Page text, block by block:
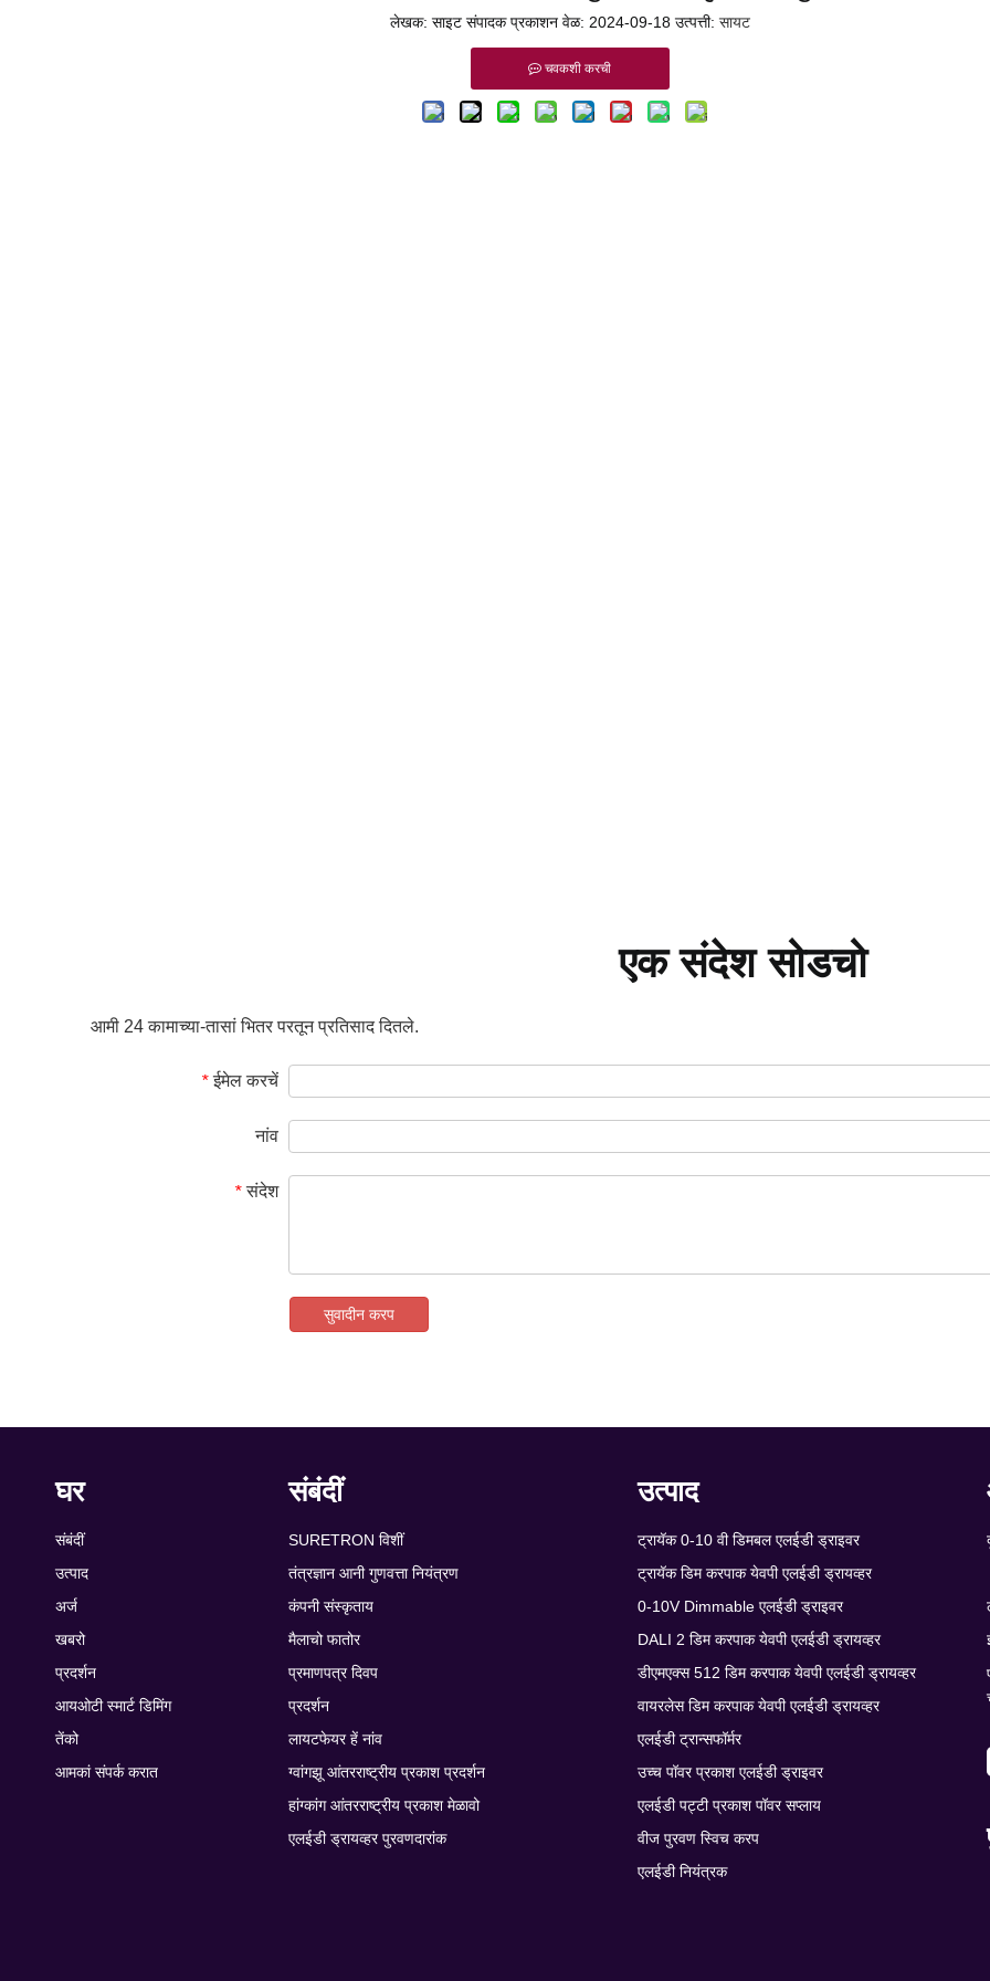
लेखक: साइट संपादक प्रकाशन वेळ: 2024-09-18 उत्पत्ती: सायट
चवकशी करची
एक संदेश सोडचो
आमी 24 कामाच्या-तासां भितर परतून प्रतिसाद दितले.
* ईमेल करचें
नांव
* संदेश
सुवादीन करप
घर
संबंदीं
उत्पाद
अर्ज
खबरो
प्रदर्शन
आयओटी स्मार्ट डिमिंग
तेंको
आमकां संपर्क करात
संबंदीं
SURETRON विशीं
तंत्रज्ञान आनी गुणवत्ता नियंत्रण
कंपनी संस्कृताय
मैलाचो फातोर
प्रमाणपत्र दिवप
प्रदर्शन
लायटफेयर हें नांव
ग्वांगझू आंतरराष्ट्रीय प्रकाश प्रदर्शन
हांग्कांग आंतरराष्ट्रीय प्रकाश मेळावो
एलईडी ड्रायव्हर पुरवणदारांक
उत्पाद
ट्रायॅक 0-10 वी डिमबल एलईडी ड्राइवर
ट्रायॅक डिम करपाक येवपी एलईडी ड्रायव्हर
0-10V Dimmable एलईडी ड्राइवर
DALI 2 डिम करपाक येवपी एलईडी ड्रायव्हर
डीएमएक्स 512 डिम करपाक येवपी एलईडी ड्रायव्हर
वायरलेस डिम करपाक येवपी एलईडी ड्रायव्हर
एलईडी ट्रान्सफॉर्मर
उच्च पॉवर प्रकाश एलईडी ड्राइवर
एलईडी पट्टी प्रकाश पॉवर सप्लाय
वीज पुरवण स्विच करप
एलईडी नियंत्रक